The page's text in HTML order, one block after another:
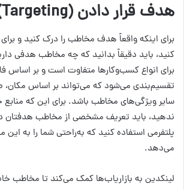
هدف قرار دادن (Targeting)
برای اینکه واقعاً هدف مخاطب را درک کنید و
کنید، باید دقیقاً بدانید که چه مخاطب هدفی
برای انواع کسب‌وکارها متفاوت است و بر اساس
تقسیم‌بندی می‌شود که می‌تواند بر اساس
سایر ویژگی‌های مخاطب باشد. برای این که منابع
ندهید، باید تعریف مشخصی از مخاطب هدفتان
پلتفرمی استفاده کنید که به‌راحتی شما را به
می‌دهد.
لینکدین به بازاریاب‌ها کمک می‌کند تا مخاطب